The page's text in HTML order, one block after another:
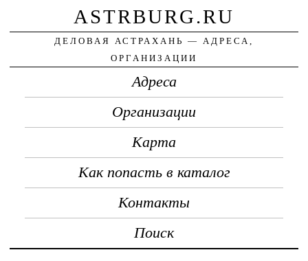
ASTRBURG.RU
ДЕЛОВАЯ АСТРАХАНЬ — АДРЕСА,
ОРГАНИЗАЦИИ
Адреса
Организации
Карта
Как попасть в каталог
Контакты
Поиск